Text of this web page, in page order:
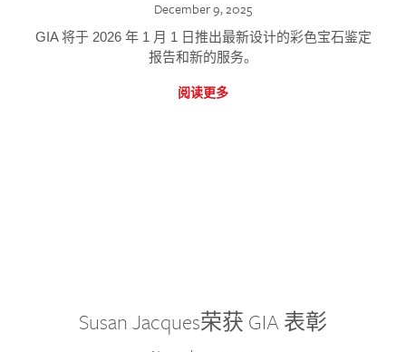
December 9, 2025
GIA 将于 2026 年 1 月 1 日推出最新设计的彩色宝石鉴定
报告和新的服务。
阅读更多
Susan Jacques荣获 GIA 表彰